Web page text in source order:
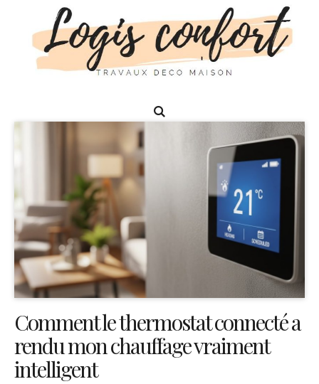
Comment le thermostat connecté a
rendu mon chauffage vraiment
intelligent